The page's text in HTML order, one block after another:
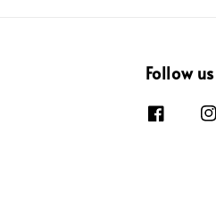
Follow us